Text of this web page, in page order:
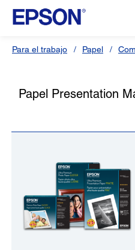
Para el trabajo Papel
Papel Presentation